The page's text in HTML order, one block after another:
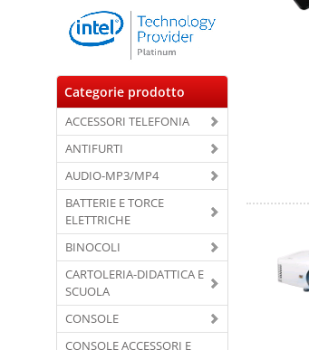
Categorie prodotto
ACCESSORI TELEFONIA
ANTIFURTI
AUDIO-MP3/MP4
BATTERIE E TORCE
ELETTRICHE
BINOCOLI
CARTOLERIA-DIDATTICA E
SCUOLA
CONSOLE
CONSOLE ACCESSORI E